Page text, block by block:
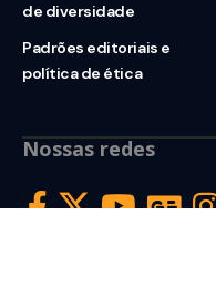
de diversidade
Padrões editoriais e
política de ética
Nossas redes